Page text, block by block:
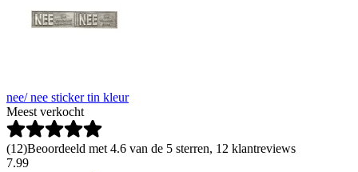
nee/ nee sticker tin kleur
Meest verkocht
(12)Beoordeeld met 4.6 van de 5 sterren, 12 klantreviews
7.99